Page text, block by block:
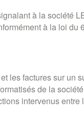
à la société
à la loi du
les factures sur un
de la
intervenus entre